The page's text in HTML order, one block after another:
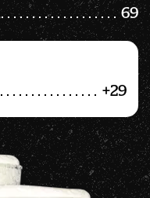
69
+29